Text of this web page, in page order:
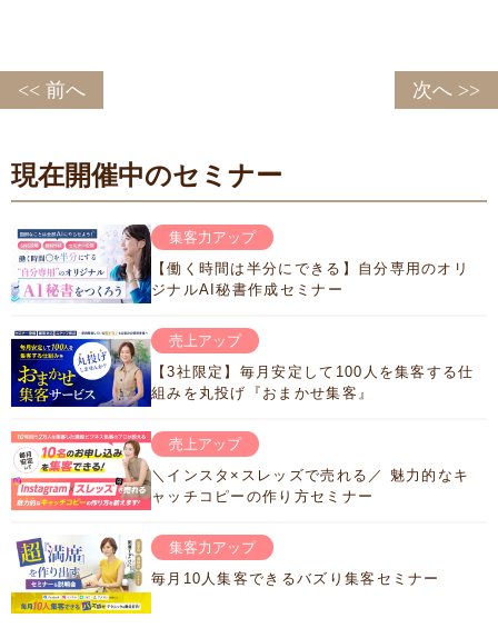
<< 前へ 次へ >>
現在開催中のセミナー
集客力アップ
【働く時間は半分にできる】自分専用のオリ
ジナルAI秘書作成セミナー
売上アップ
【3社限定】毎月安定して100人を集客する仕
組みを丸投げ『おまかせ集客』
売上アップ
＼インスタ×スレッズで売れる／ 魅力的なキ
ャッチコピーの作り方セミナー
集客力アップ
毎月10人集客できるバズり集客セミナー